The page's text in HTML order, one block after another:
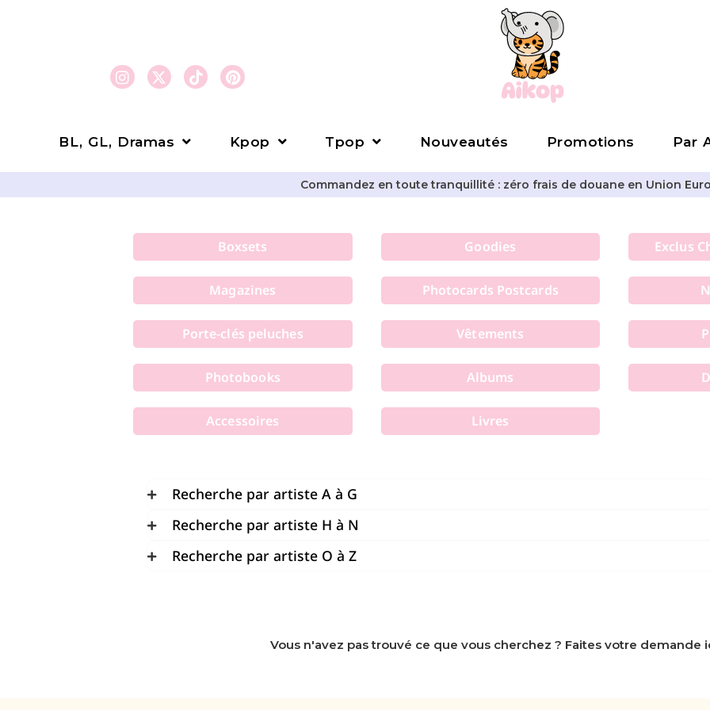
BL, GL, Dramas Kpop Tpop Nouveautés Promotions Par
Commandez en toute tranquillité : zéro frais de douane en Union
Boxsets
Magazines
Porte-clés peluches
Photobooks
Accessoires
Goodies
Photocards Postcards
Vêtements
Albums
Livres
Exclus
Recherche par artiste A à G
Recherche par artiste H à N
Recherche par artiste O à Z
Vous n'avez pas trouvé ce que vous cherchez ? Faites votre demande